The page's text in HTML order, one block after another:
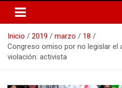
Inicio 2019 marzo
18
Congreso omiso por no legislar el
violación: activista